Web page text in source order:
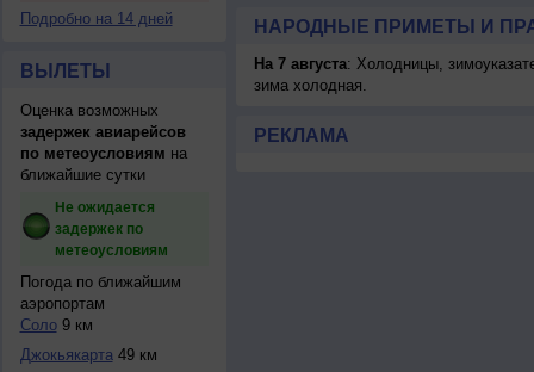
Подробно на 14 дней
ВЫЛЕТЫ
Оценка возможных
задержек авиарейсов
по метеоусловиям на
ближайшие сутки
Не ожидается
задержек по
метеоусловиям
Погода по ближайшим
аэропортам
Соло9 км
Джокьякарта49 км
НАРОДНЫЕ ПРИМЕТЫ И
На 7 августа: Холодницы,
зима холодная.
РЕКЛАМА